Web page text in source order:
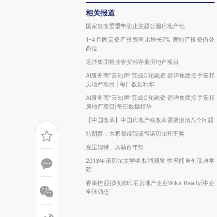
相关报道
国家发改委重申防止主题公园房地产化
1-4月固定资产投资同比增长7% 房地产投资仍处
高位
远洋集团将接管安邦存量房地产项目
AI服务商“云知声”完成C轮融资 远洋集团接手安邦
房地产项目 | 每日数据精华
AI服务商“云知声”完成C轮融资 远洋集团接手安邦
房地产项目|每日数据精华
【中国改革】中国房地产税改革需要澄清八个问题
特朗普：大家都说我该得诺贝尔和平奖
克里姆特、席勒百年祭
2018年诺贝尔文学奖取消颁发 性丑闻重创瑞典学
院
睿康控股拟收购印尼房地产企业Wika Realty|中企
全球动态